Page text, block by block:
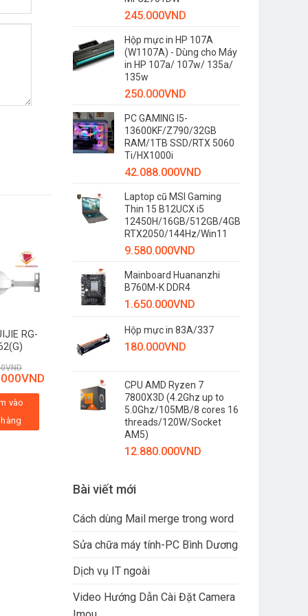
245.000VND
Hộp mực in HP 107A
(W1107A) - Dùng cho Máy
in HP 107a/ 107w/ 135a/
135w
250.000VND
PC GAMING I5-
13600KF/Z790/32GB
RAM/1TB SSD/RTX 5060
Ti/HX1000i
42.088.000VND
Laptop cũ MSI Gaming
Thin 15 B12UCX i5
12450H/16GB/512GB/4GB
RTX2050/144Hz/Win11
9.580.000VND
Mainboard Huananzhi
B760M-K DDR4
1.650.000VND
Hộp mực in 83A/337
180.000VND
CPU AMD Ryzen 7
7800X3D (4.2Ghz up to
5.0Ghz/105MB/8 cores 16
threads/120W/Socket
AM5)
12.880.000VND
Bài viết mới
Cách dùng Mail merge trong word
Sửa chữa máy tính-PC Bình Dương
Dịch vụ IT ngoài
Video Hướng Dẫn Cài Đặt Camera
RG-
VND
VND
vào
Laptop Cũ HP
Elitebook 840 G6
I5 8250U / 8GB
SSD / 14 inch
FHD
6.580.000 VND
Thêm vào